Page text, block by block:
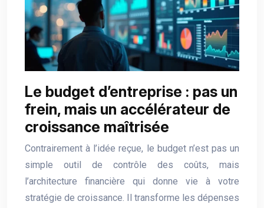
Le budget d’entreprise : pas un
frein, mais un accélérateur de
croissance maîtrisée
Contrairement à l’idée reçue, le budget n’est pas un
simple outil de contrôle des coûts, mais
l’architecture financière qui donne vie à votre
stratégie de croissance. Il transforme les dépenses